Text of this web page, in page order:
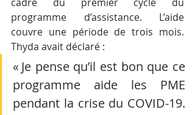
programme d’assistance. L’aide
couvre une période de trois mois.
Thyda avait déclaré :
« Je pense qu’il est bon que ce
programme aide les PME
pendant la crise du COVID-19.